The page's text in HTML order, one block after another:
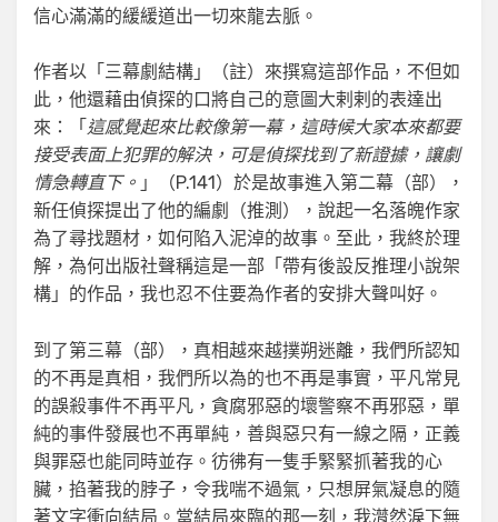
信心滿滿的緩緩道出一切來龍去脈。
作者以「三幕劇結構」（註）來撰寫這部作品，不但如
此，他還藉由偵探的口將自己的意圖大剌剌的表達出
來：「 這感覺起來比較像第一幕，這時候大家本來都要
接受表面上犯罪的解決，可是偵探找到了新證據，讓劇
情急轉直下。 」（P.141）於是故事進入第二幕（部），
新任偵探提出了他的編劇（推測），說起一名落魄作家
為了尋找題材，如何陷入泥淖的故事。至此，我終於理
解，為何出版社聲稱這是一部「帶有後設反推理小說架
構」的作品，我也忍不住要為作者的安排大聲叫好。
到了第三幕（部），真相越來越撲朔迷離，我們所認知
的不再是真相，我們所以為的也不再是事實，平凡常見
的誤殺事件不再平凡，貪腐邪惡的壞警察不再邪惡，單
純的事件發展也不再單純，善與惡只有一線之隔，正義
與罪惡也能同時並存。彷彿有一隻手緊緊抓著我的心
臟，掐著我的脖子，令我喘不過氣，只想屏氣凝息的隨
著文字衝向結局。當結局來臨的那一刻，我潸然淚下無